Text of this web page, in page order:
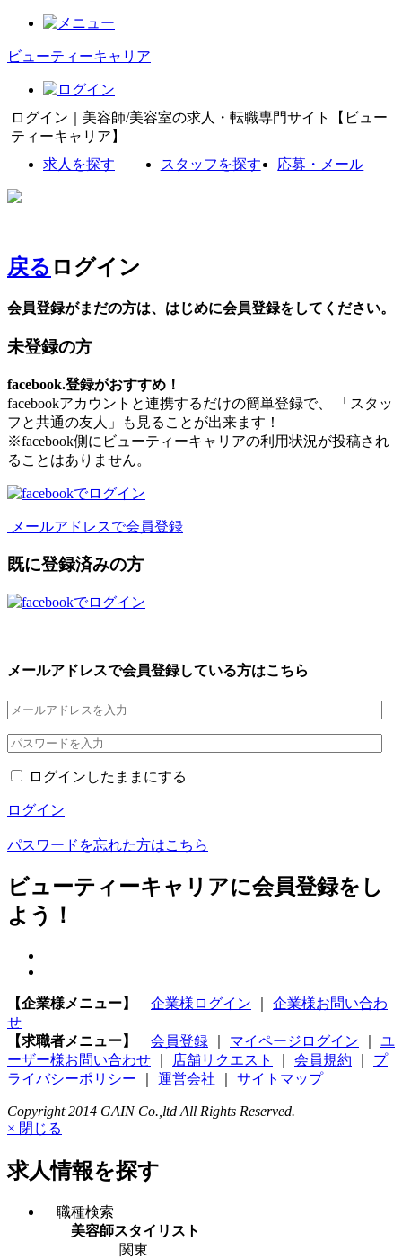
ビューティーキャリア
ログイン｜美容師/美容室の求人・転職専門サイト【ビュー
ティーキャリア】
求人を探す
スタッフを探す 応募・メール
戻る ログイン
会員登録がまだの方は、はじめに会員登録をしてください。
未登録の方
facebook.登録がおすすめ！
facebookアカウントと連携するだけの簡単登録で、 「スタッ
フと共通の友人」も見ることが出来ます！
※facebook側にビューティーキャリアの利用状況が投稿され
ることはありません。
メールアドレスで会員登録
既に登録済みの方
メールアドレスで会員登録している方はこちら
ログインしたままにする
ログイン
パスワードを忘れた方はこちら
ビューティーキャリアに会員登録をし
よう！
【企業様メニュー】 企業様ログイン
企業様お問い合わ
せ
【求職者メニュー】
会員登録 マイページログイン
ユ
ーザー様お問い合わせ
店舗リクエスト 会員規約
プ
ライバシーポリシー
運営会社 サイトマップ
Copyright 2014 GAIN Co.,ltd All Rights Reserved.
× 閉じる
求人情報を探す
職種検索
美容師スタイリスト
関東